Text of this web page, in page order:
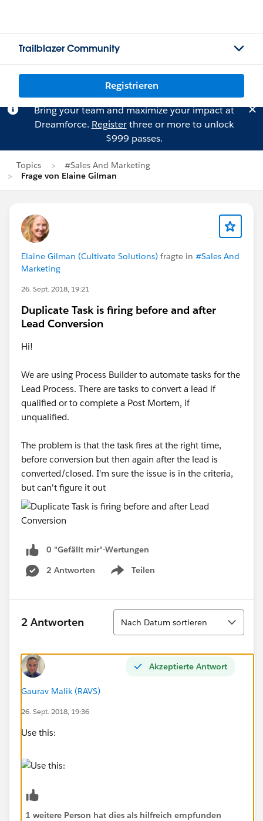
Trailblazer Community
Registrieren
Bring your team and maximize your impact at
Dreamforce. Registerthree or more to unlock
$999 passes.
Topics
#Sales And Marketing
Frage von Elaine Gilman
Elaine Gilman (Cultivate Solutions) fragte in #Sales And
Marketing
26. Sept. 2018, 19:21
Duplicate Task is firing before and after
Lead Conversion
Hi!
We are using Process Builder to automate tasks for the
Lead Process. There are tasks to convert a lead if
qualified or to complete a Post Mortem, if
unqualified.
The problem is that the task fires at the right time,
before conversion but then again after the lead is
converted/closed. I'm sure the issue is in the criteria,
but can't figure it out
0 "Gefällt mir"-Wertungen
2 Antworten
Teilen
Show menu
2 Antworten
Sortieren
Nach Datum sortieren
Akzeptierte Antwort
Gaurav Malik (RAVS)
26. Sept. 2018, 19:36
Use this:
1 weitere Person hat dies als hilfreich empfunden